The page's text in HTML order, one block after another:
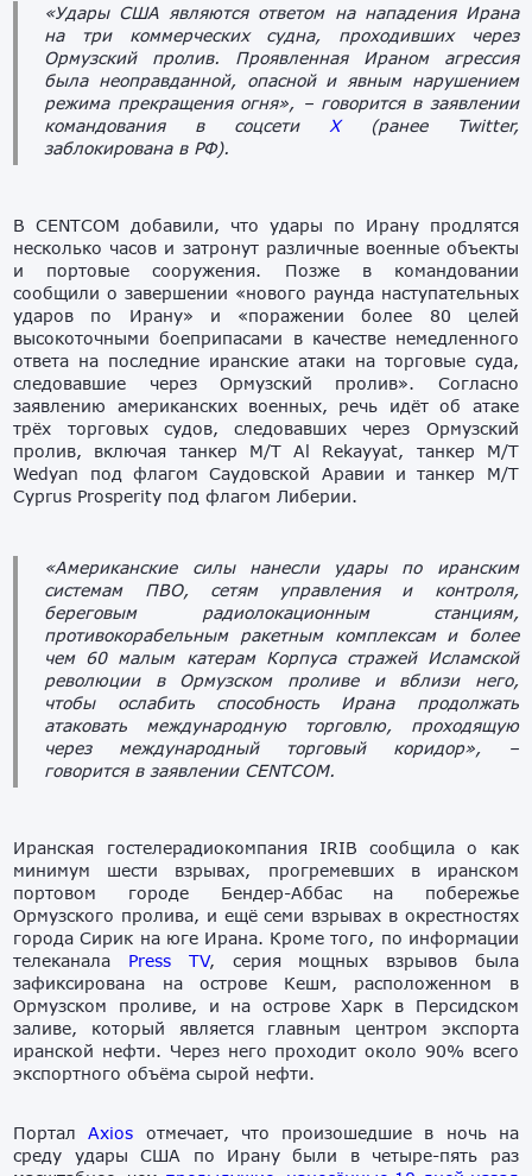
«Удары США являются ответом на нападения Ирана
на три коммерческих судна, проходивших через
Ормузский пролив. Проявленная Ираном агрессия
была неоправданной, опасной и явным нарушением
режима прекращения огня», – говорится в заявлении
командования в соцсети X(ранее Twitter,
заблокирована в РФ).
В CENTCOM добавили, что удары по Ирану продлятся
несколько часов и затронут различные военные объекты
и портовые сооружения. Позже в командовании
сообщили о завершении «нового раунда наступательных
ударов по Ирану» и «поражении более 80 целей
высокоточными боеприпасами в качестве немедленного
ответа на последние иранские атаки на торговые суда,
следовавшие через Ормузский пролив». Согласно
заявлению американских военных, речь идёт об атаке
трёх торговых судов, следовавших через Ормузский
пролив, включая танкер M/T Al Rekayyat, танкер M/T
Wedyan под флагом Саудовской Аравии и танкер M/T
Cyprus Prosperity под флагом Либерии.
«Американские силы нанесли удары по иранским
системам ПВО, сетям управления и контроля,
береговым радиолокационным станциям,
противокорабельным ракетным комплексам и более
чем 60 малым катерам Корпуса стражей Исламской
революции в Ормузском проливе и вблизи него,
чтобы ослабить способность Ирана продолжать
атаковать международную торговлю, проходящую
через международный торговый коридор»,–
говорится в заявлении CENTCOM.
Иранская гостелерадиокомпания IRIB сообщила о как
минимум шести взрывах, прогремевших в иранском
портовом городе Бендер-Аббас на побережье
Ормузского пролива, и ещё семи взрывах в окрестностях
города Сирик на юге Ирана. Кроме того, по информации
телеканала Press TV, серия мощных взрывов была
зафиксирована на острове Кешм, расположенном в
Ормузском проливе, и на острове Харк в Персидском
заливе, который является главным центром экспорта
иранской нефти. Через него проходит около 90% всего
экспортного объёма сырой нефти.
ПорталAxios отмечает, что произошедшие в ночь на
среду удары США по Ирану были в четыре-пять раз